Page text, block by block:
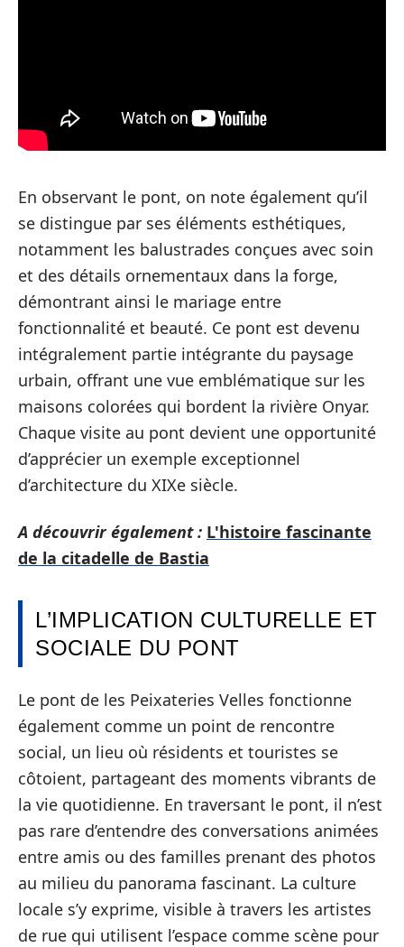
En observant le pont, on note également qu’il
se distingue par ses éléments esthétiques,
notamment les balustrades conçues avec soin
et des détails ornementaux dans la forge,
démontrant ainsi le mariage entre
fonctionnalité et beauté. Ce pont est devenu
intégralement partie intégrante du paysage
urbain, offrant une vue emblématique sur les
maisons colorées qui bordent la rivière Onyar.
Chaque visite au pont devient une opportunité
d’apprécier un exemple exceptionnel
d’architecture du XIXe siècle.
A découvrir également : L'histoire fascinante
de la citadelle de Bastia
L’IMPLICATION CULTURELLE ET
SOCIALE DU PONT
Le pont de les Peixateries Velles fonctionne
également comme un point de rencontre
social, un lieu où résidents et touristes se
côtoient, partageant des moments vibrants de
la vie quotidienne. En traversant le pont, il n’est
pas rare d’entendre des conversations animées
entre amis ou des familles prenant des photos
au milieu du panorama fascinant. La culture
locale s’y exprime, visible à travers les artistes
de rue qui utilisent l’espace comme scène pour